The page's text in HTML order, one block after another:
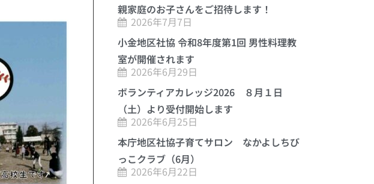
親家庭のお子さんをご招待します！
2026年7月7日
小金地区社協 令和8年度第1回 男性料理教
室が開催されます
2026年6月29日
ボランティアカレッジ2026 ８月１日
（土）より受付開始します
2026年6月25日
本庁地区社協子育てサロン なかよしちび
っこクラブ（6月）
2026年6月22日